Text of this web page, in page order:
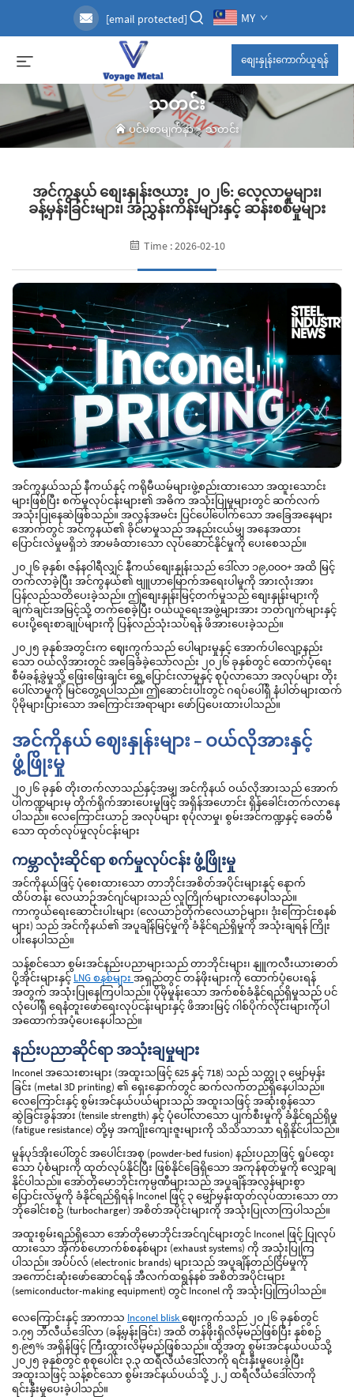
[email protected] MY
စျေးနှုန်းကောက်ယူရန်
သတင်း
ပင်မစာမျက်နှာ>သတင်း
အင်ကွနယ် စျေးနှုန်းဇယား ၂၀၂၆: လေ့လာမှုများ၊
ခန့်မှန်းခြင်းများ၊ အညွှန်းကိန်းများနှင့် ဆန်းစစ်မှုများ
Time : 2026-02-10
အင်ကွနယ်သည် နီကယ်နှင့် ကရိုမီယမ်များဖွဲ့စည်းထားသော အထူးသောင်း
များဖြစ်ပြီး စက်မှုလုပ်ငန်းများ၏ အဓိက အသုံးပြုမှုများတွင် ဆက်လက်
အသုံးပြုနေဆဲဖြစ်သည်။ အလွန်အမင်း ပြင်ပေါ်ပေါက်သော အခြေအနေများ
အောက်တွင် အင်ကွနယ်၏ ခိုင်မာမှုသည် အနည်းငယ်မျှ အနေအထား
ပြောင်းလဲမှုမရှိဘဲ အာမခံထားသော လုပ်ဆောင်နိုင်မှုကို ပေးစေသည်။
၂၀၂၆ ခုနှစ်၊ ဇန်နဝါရီလျှင် နီကယ်စျေးနှုန်းသည် ဒေါ်လာ ၁၉,၀၀၀+ အထိ မြင့်
တက်လာခဲ့ပြီး အင်ကွနယ်၏ ဗျူဟာမြောက်အရေးပါမှုကို အားလုံးအား
ပြန်လည်သတိပေးခဲ့သည်။ ဤစျေးနှုန်းမြင့်တက်မှုသည် စျေးနှုန်းများကို
ချက်ချင်းအမြင့်သို့ တက်စေခဲ့ပြီး ဝယ်ယူရေးအဖွဲ့များအား ဘတ်ဂျက်များနှင့်
ပေးပို့ရေးစာချုပ်များကို ပြန်လည်သုံးသပ်ရန် ဖိအားပေးခဲ့သည်။
၂၀၂၅ ခုနှစ်အတွင်းက ဈေးကွက်သည် ပေါများမှုနှင့် အောက်ပါလျော့နည်း
သော ဝယ်လိုအားတွင် အခြေခံခဲ့သော်လည်း ၂၀၂၆ ခုနှစ်တွင် ထောက်ပံ့ရေး
စီမံခန့်ခွဲမှုသို့ ဖြေးဖြေးချင်း ရွှေ့ပြောင်းလာမှုနှင့် စုပုံလာသော အလုပ်များ တိုး
ပေါ်လာမှုကို မြင်တွေ့ရပါသည်။ ဤဆောင်းပါးတွင် ဂရပ်ပေါ်ရှိ နံပါတ်များထက်
ပိုမိုများပြားသော အကြောင်းအရာများ ဖော်ပြပေးထားပါသည်။
အင်ကိုနယ် ဈေးနှုန်းများ – ဝယ်လိုအားနှင့်
ဖွံ့ဖြိုးမှု
၂၀၂၆ ခုနှစ် တိုးတက်လာသည်နှင့်အမျှ အင်ကိုနယ် ဝယ်လိုအားသည် အောက်
ပါကဏ္ဍများမှ တိုက်ရိုက်အားပေးမှုဖြင့် အရှိန်အဟောင်း ရှိန်ခေါင်းတက်လာနေ
ပါသည်။ လေကြောင်းယာဉ် အလုပ်များ စုပုံလာမှု၊ စွမ်းအင်ကဏ္ဍနှင့် ခေတ်မီ
သော ထုတ်လုပ်မှုလုပ်ငန်းများ
ကမ္ဘာလုံးဆိုင်ရာ စက်မှုလုပ်ငန်း ဖွံ့ဖြိုးမှု
အင်ကိုနယ်ဖြင့် ပုံစေးထားသော တာဘိုင်းအစိတ်အပိုင်းများနှင့် နောက်
ထိပ်တန်း လေယာဉ်အင်ဂျင်များသည် လူကြိုက်များလာနေပါသည်။
ကာကွယ်ရေးဆောင်းပါးများ (လေယာဉ်တိုက်လေယာဉ်များ၊ ဒုံးကြောင်းစနစ်
များ) သည် အင်ကိုနယ်၏ အပူချိန်မြင့်မှုကို ခံနိုင်ရည်ရှိမှုကို အသုံးချရန် ကြိုး
ပါးနေပါသည်။
သန့်စင်သော စွမ်းအင်နည်းပညာများသည် တာဘိုင်းများ၊ နျူကလီးယားဓာတ်
ပို့အိုင်းများနှင့် LNG စနစ်များ အရှည်တွင် တန်ဖိုးများကို ထောက်ပံ့ပေးရန်
အတွက် အသုံးပြုနေကြပါသည်။ ပိုမိုမှုန်းသော အက်စစ်ခံနိုင်ရည်ရှိမှုသည် ပင်
လုံပေါ်ရှိ ရေနံတူးဖော်ရေးလုပ်ငန်းများနှင့် ဖိအားမြင့် ဂါစ်ပိုက်လိုင်းများကိုပါ
အထောက်အပံ့ပေးနေပါသည်။
နည်းပညာဆိုင်ရာ အသုံးချမှုများ
Inconel အသေးစားများ (အထူးသဖြင့် 625 နှင့် 718) သည် သတ္ထု ၃ မျှော်မှန်း
ခြင်း (metal 3D printing) ၏ ရှေးနှောက်တွင် ဆက်လက်တည်ရှိနေပါသည်။
လေကြောင်းနှင့် စွမ်းအင်နယ်ပယ်များသည် အထူးသဖြင့် အဆုံးစွန်သော
ဆွဲခြင်းခွန်အား (tensile strength) နှင့် ပုံပေါ်လာသော ပျက်စီးမှုကို ခံနိုင်ရည်ရှိမှု
(fatigue resistance) တို့မှ အကျိုးကျေးဇူးများကို သိသိသာသာ ရရှိနိုင်ပါသည်။
မှုန်ပုဒ်အိုးပေါ်တွင် အပေါင်းအစု (powder-bed fusion) နည်းပညာဖြင့် ရှုပ်ထွေး
သော ပုံစံများကို ထုတ်လုပ်နိုင်ပြီး ဖြစ်နိုင်ခြေရှိသော အကုန်စုတ်မှုကို လျှော့ချ
နိုင်ပါသည်။ အော်တိုမောဘိုင်းကုမ္ပဏီများသည် အပူချိန်အလွန်များစွာ
ပြောင်းလဲမှုကို ခံနိုင်ရည်ရှိရန် Inconel ဖြင့် ၃ မျှော်မှန်းထုတ်လုပ်ထားသော တာ
ဘိုခေါင်းစဥ် (turbocharger) အစိတ်အပိုင်းများကို အသုံးပြုလာကြပါသည်။
အထူးစွမ်းရည်ရှိသော အော်တိုမောဘိုင်းအင်ဂျင်များတွင် Inconel ဖြင့် ပြုလုပ်
ထားသော အိုက်စ်ဟောက်စ်စနစ်များ (exhaust systems) ကို အသုံးပြုကြ
ပါသည်။ အပ်ပ်လ် (electronic brands) များသည် အပူချိန်တည်ငြိမ်မှုကို
အကောင်းဆုံးဖော်ဆောင်ရန် အီလက်ထရွန်နစ် အစိတ်အပိုင်းများ
(semiconductor-making equipment) တွင် Inconel ကို အသုံးပြုကြပါသည်။
လေကြောင်းနှင့် အာကာသ Inconel bliskဈေးကွက်သည် ၂၀၂၆ ခုနှစ်တွင်
၁.၇၅ ဘီလီယံဒေါ်လာ (ခန့်မှန်းခြင်း) အထိ တန်ဖိုးရှိလိမ့်မည်ဖြစ်ပြီး နှစ်စဥ်
၅.၉၅% အရှိန်ဖြင့် ကြီးထွားလိမ့်မည်ဖြစ်သည်။ ထို့အတူ စွမ်းအင်နယ်ပယ်သို့
၂၀၂၅ ခုနှစ်တွင် စုစုပေါင်း ၃.၃ ထရီလီယံဒေါ်လာကို ရင်းနှီးမှုပေးခဲ့ပြီး
အထူးသဖြင့် သန့်စင်သော စွမ်းအင်နယ်ပယ်သို့ ၂.၂ ထရီလီယံဒေါ်လာကို
ရင်းနှီးမှုပေးခဲ့ပါသည်။